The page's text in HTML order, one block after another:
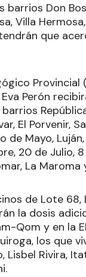
barrios Don
Villa
que
Provincial
Perón
El Porvenir,
de Mayo,
20 de Julio,
La Maroma
de Lote 68,
la dosis
Qom y en la
los que
Lisbel Rivira,